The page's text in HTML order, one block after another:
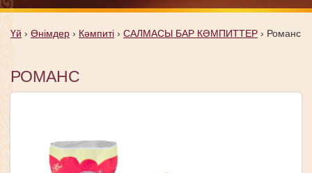
Үй › Өнімдер › Кәмпиті › САЛМАСЫ БАР КӘМПИТТЕР › Романс
РОМАНС